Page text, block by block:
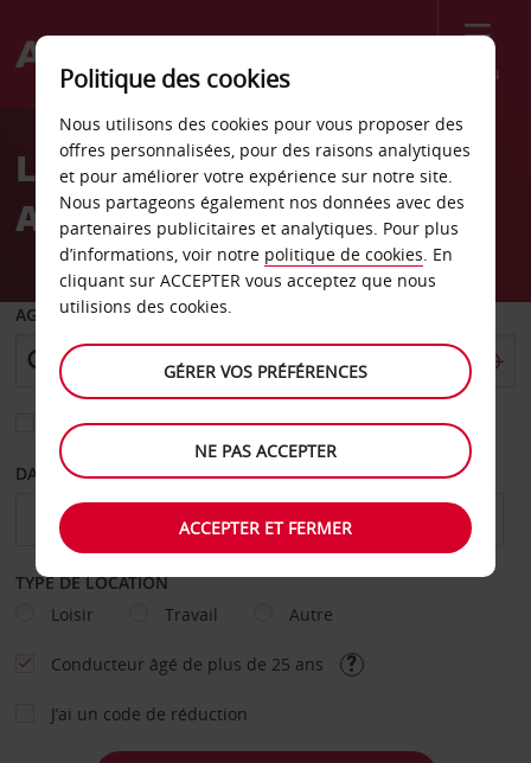
Menu
Welcome
AvisLocation de voiture
Aéroport de Red Lake
AGENCE DE DÉPART
Sélectionnez une autre agence de retour
DATE DE DÉPART DATE DE RETOUR
TYPE DE LOCATION
Loisir
Travail Autre
Conducteur âgé de plus de 25 ans
J’ai un code de réduction
Politique des cookies
Nous utilisons des cookies pour vous proposer des
offres personnalisées, pour des raisons analytiques
et pour améliorer votre expérience sur notre site.
Nous partageons également nos données avec des
partenaires publicitaires et analytiques. Pour plus
d’informations, voir notre politique de cookies. En
cliquant sur ACCEPTER vous acceptez que nous
utilisions des cookies.
GÉRER VOS PRÉFÉRENCES
NE PAS ACCEPTER
ACCEPTER ET FERMER